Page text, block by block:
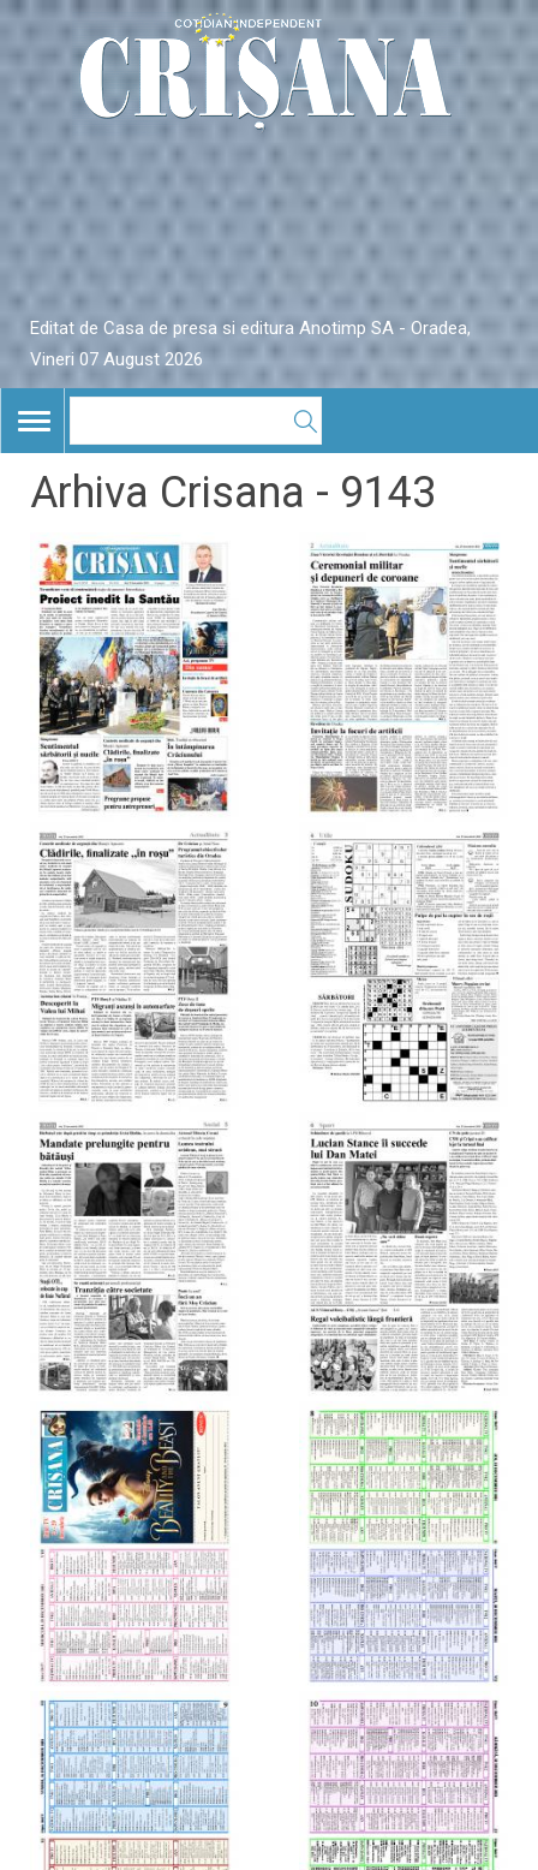
Editat de Casa de presa si editura Anotimp SA - Oradea,
Vineri 07 August 2026
TOGGLE
NAVIGATION
Arhiva Crisana - 9143